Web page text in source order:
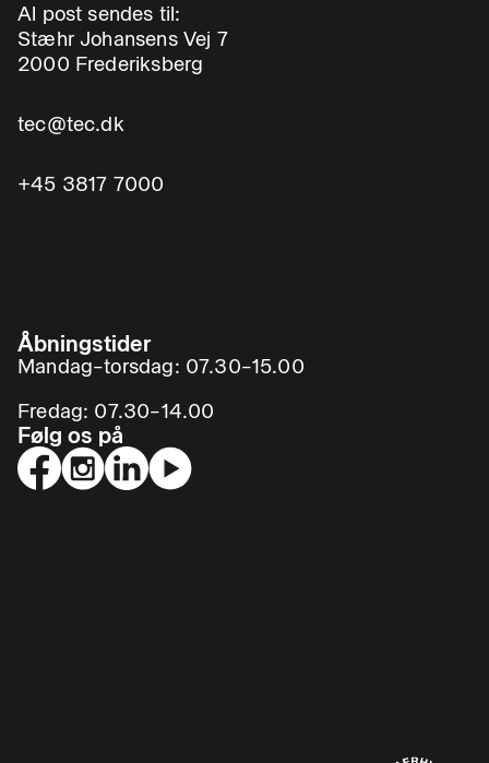
Al post sendes til:
Stæhr Johansens Vej 7
2000 Frederiksberg
tec@tec.dk
+45 3817 7000
Åbningstider
Mandag–torsdag: 07.30–15.00
Fredag: 07.30–14.00
Følg os på